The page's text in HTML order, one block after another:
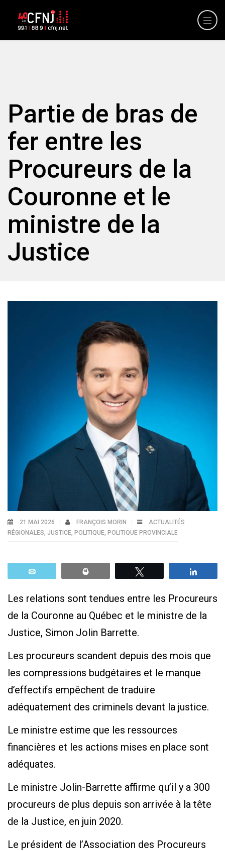
Partie de bras de
fer entre les
Procureurs de la
Couronne et le
ministre de la
Justice
21 MAI 2026 FRANÇOIS MORIN
ACTUALITÉS
RÉGIONALES, JUSTICE, POLITIQUE, POLITIQUE PROVINCIALE
Les relations sont tendues entre les Procureurs
de la Couronne au Québec et le ministre de la
Justice, Simon Jolin Barrette.
Les procureurs scandent depuis des mois que
les compressions budgétaires et le manque
d’effectifs empêchent de traduire
adéquatement des criminels devant la justice.
Le ministre estime que les ressources
financières et les actions mises en place sont
adéquates.
Le ministre Jolin-Barrette affirme qu’il y a 300
procureurs de plus depuis son arrivée à la tête
de la Justice, en juin 2020.
Le président de l’Association des Procureurs